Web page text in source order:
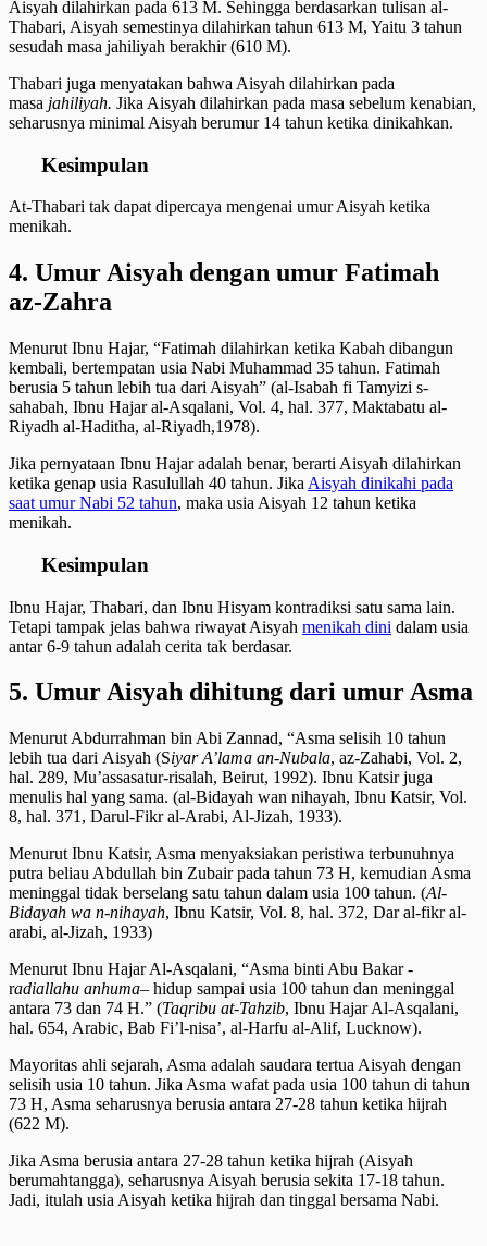
Aisyah dilahirkan pada 613 M. Sehingga berdasarkan tulisan al-
Thabari, Aisyah semestinya dilahirkan tahun 613 M, Yaitu 3 tahun
sesudah masa jahiliyah berakhir (610 M).
Thabari juga menyatakan bahwa Aisyah dilahirkan pada
masa jahiliyah. Jika Aisyah dilahirkan pada masa sebelum kenabian
seharusnya minimal Aisyah berumur 14 tahun ketika dinikahkan.
Kesimpulan
At-Thabari tak dapat dipercaya mengenai umur Aisyah ketika
menikah.
4. Umur Aisyah dengan umur Fatimah
az-Zahra
Menurut Ibnu Hajar, “Fatimah dilahirkan ketika Kabah dibangun
kembali, bertempatan usia Nabi Muhammad 35 tahun. Fatimah
berusia 5 tahun lebih tua dari Aisyah” (al-Isabah fi Tamyizi s-
sahabah, Ibnu Hajar al-Asqalani, Vol. 4, hal. 377, Maktabatu al-
Riyadh al-Haditha, al-Riyadh,1978).
Jika pernyataan Ibnu Hajar adalah benar, berarti Aisyah dilahirkan
ketika genap usia Rasulullah 40 tahun. Jika Aisyah dinikahi pada
saat umur Nabi 52 tahun, maka usia Aisyah 12 tahun ketika
menikah.
Kesimpulan
Ibnu Hajar, Thabari, dan Ibnu Hisyam kontradiksi satu sama lain.
Tetapi tampak jelas bahwa riwayat Aisyah menikah dini dalam usia
antar 6-9 tahun adalah cerita tak berdasar.
5. Umur Aisyah dihitung dari umur Asma
Menurut Abdurrahman bin Abi Zannad, “Asma selisih 10 tahun
lebih tua dari Aisyah (Siyar A’lama an-Nubala, az-Zahabi, Vol. 2,
hal. 289, Mu’assasatur-risalah, Beirut, 1992). Ibnu Katsir juga
menulis hal yang sama. (al-Bidayah wan nihayah, Ibnu Katsir, Vol.
8, hal. 371, Darul-Fikr al-Arabi, Al-Jizah, 1933).
Menurut Ibnu Katsir, Asma menyaksiakan peristiwa terbunuhnya
putra beliau Abdullah bin Zubair pada tahun 73 H, kemudian Asma
meninggal tidak berselang satu tahun dalam usia 100 tahun. (Al-
Bidayah wa n-nihayah, Ibnu Katsir, Vol. 8, hal. 372, Dar al-fikr al-
arabi, al-Jizah, 1933)
Menurut Ibnu Hajar Al-Asqalani, “Asma binti Abu Bakar -
radiallahu anhuma– hidup sampai usia 100 tahun dan meninggal
antara 73 dan 74 H.” (Taqribu at-Tahzib, Ibnu Hajar Al-Asqalani,
hal. 654, Arabic, Bab Fi’l-nisa’, al-Harfu al-Alif, Lucknow).
Mayoritas ahli sejarah, Asma adalah saudara tertua Aisyah dengan
selisih usia 10 tahun. Jika Asma wafat pada usia 100 tahun di tahun
73 H, Asma seharusnya berusia antara 27-28 tahun ketika hijrah
(622 M).
Jika Asma berusia antara 27-28 tahun ketika hijrah (Aisyah
berumahtangga), seharusnya Aisyah berusia sekita 17-18 tahun.
Jadi, itulah usia Aisyah ketika hijrah dan tinggal bersama Nabi.